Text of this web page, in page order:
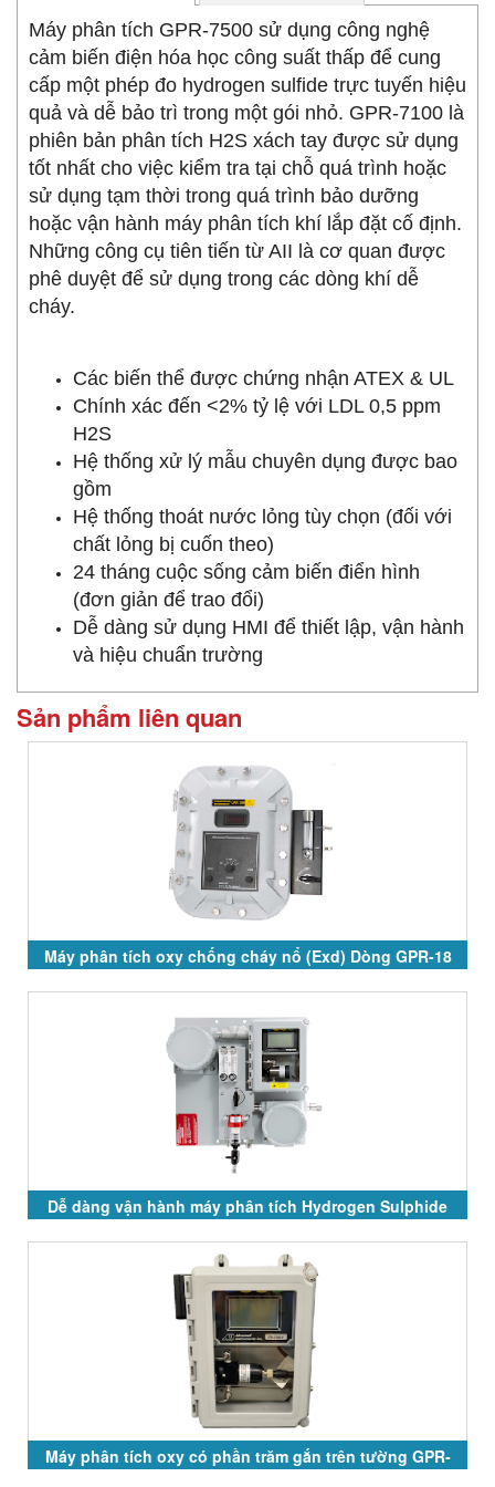
Máy phân tích GPR-7500 sử dụng công nghệ
cảm biến điện hóa học công suất thấp để cung
cấp một phép đo hydrogen sulfide trực tuyến hiệu
quả và dễ bảo trì trong một gói nhỏ. GPR-7100 là
phiên bản phân tích H2S xách tay được sử dụng
tốt nhất cho việc kiểm tra tại chỗ quá trình hoặc
sử dụng tạm thời trong quá trình bảo dưỡng
hoặc vận hành máy phân tích khí lắp đặt cố định.
Những công cụ tiên tiến từ AII là cơ quan được
phê duyệt để sử dụng trong các dòng khí dễ
cháy.
Các biến thể được chứng nhận ATEX & UL
Chính xác đến <2% tỷ lệ với LDL 0,5 ppm
H2S
Hệ thống xử lý mẫu chuyên dụng được bao
gồm
Hệ thống thoát nước lỏng tùy chọn (đối với
chất lỏng bị cuốn theo)
24 tháng cuộc sống cảm biến điển hình
(đơn giản để trao đổi)
Dễ dàng sử dụng HMI để thiết lập, vận hành
và hiệu chuẩn trường
Sản phẩm liên quan
Máy phân tích oxy chống cháy nổ (Exd) Dòng GPR-18
và GPR-28 Series
Dễ dàng vận hành máy phân tích Hydrogen Sulphide
GPR-7500 và GPR-7100
Máy phân tích oxy có phần trăm gắn trên tường GPR-